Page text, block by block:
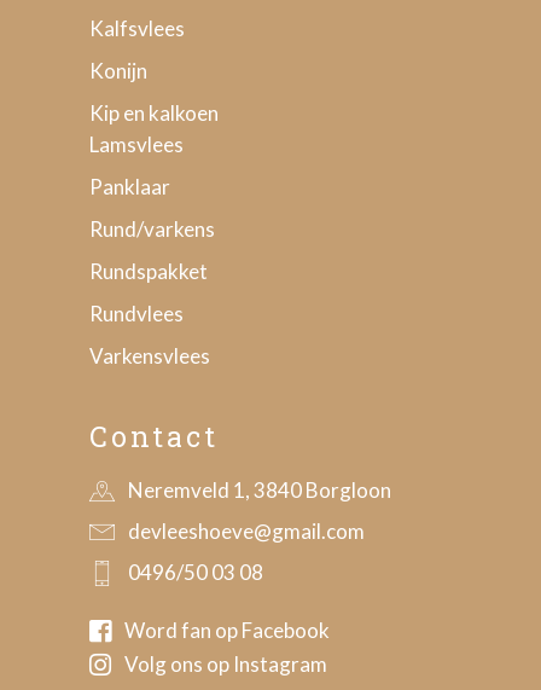
Kalfsvlees
Konijn
Kip en kalkoen
Lamsvlees
Panklaar
Rund/varkens
Rundspakket
Rundvlees
Varkensvlees
Contact
Neremveld 1, 3840 Borgloon
devleeshoeve@gmail.com
0496/50 03 08
Word fan op Facebook
Volg ons op Instagram